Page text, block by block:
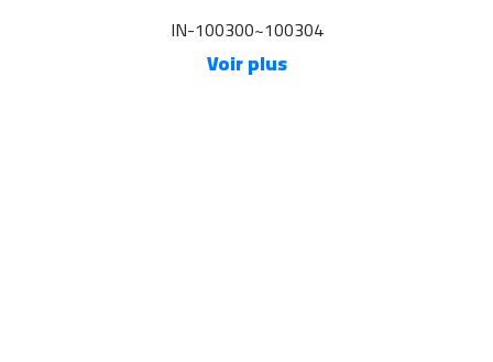
IN-100300~100304
Voir plus